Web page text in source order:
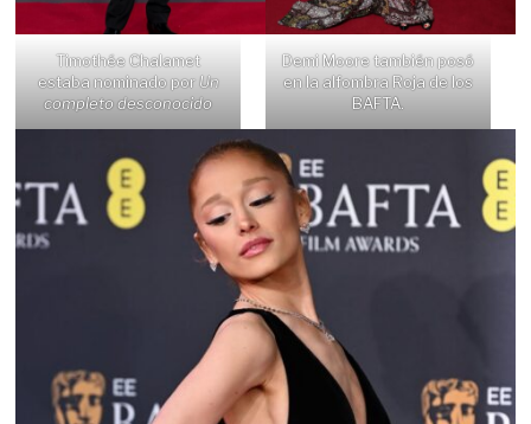
Timothée Chalamet
estaba nominado por Un
completo desconocido
Demi Moore también posó
en la alfombra Roja de los
BAFTA.